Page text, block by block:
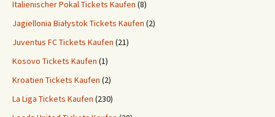
Italienischer Pokal Tickets Kaufen (8)
Jagiellonia Białystok Tickets Kaufen (2)
Juventus FC Tickets Kaufen (21)
Kosovo Tickets Kaufen (1)
Kroatien Tickets Kaufen (2)
La Liga Tickets Kaufen (230)